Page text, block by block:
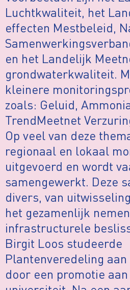
Luchtkwaliteit, het
effecten Mestbeleid,
en het Landelijk
grondwaterkwaliteit.
kleinere
zoals: Geluid,
TrendMeetnet
Op veel van deze
regionaal en lokaal
uitgevoerd en wordt
samengewerkt. Deze
divers, van
het gezamenlijk
infrastructurele
Birgit Loos studeerde
Plantenveredeling aan
door een promotie